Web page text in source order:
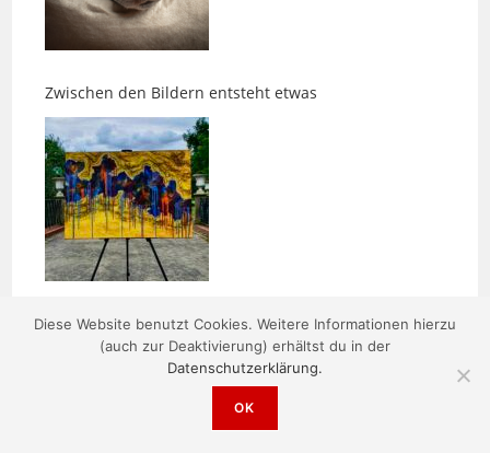
Zwischen den Bildern entsteht etwas
Morgens um fünf ist die Welt noch in Ordnung
Diese Website benutzt Cookies. Weitere Informationen hierzu
(auch zur Deaktivierung) erhältst du in der
Datenschutzerklärung.
OK